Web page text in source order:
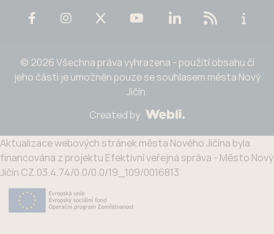
© 2026 Všechna práva vyhrazena - použití obsahu či
jeho části je umožněn pouze se souhlasem města Nový
Jičín.
Created by
Aktualizace webových stránek města Nového Jičína byla
financována z projektu Efektivní veřejná správa - Město Nový
Jičín CZ.03.4.74/0.0/0.0/19_109/0016813